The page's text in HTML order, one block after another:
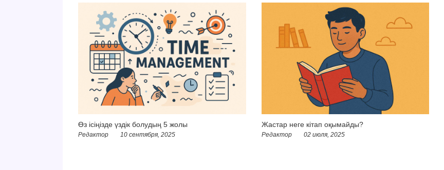
Өз ісіңізде үздік болудың 5 жолы
Редактор 10 сентября, 2025
Жастар неге кітап оқымайды?
Редактор 02 июля, 2025